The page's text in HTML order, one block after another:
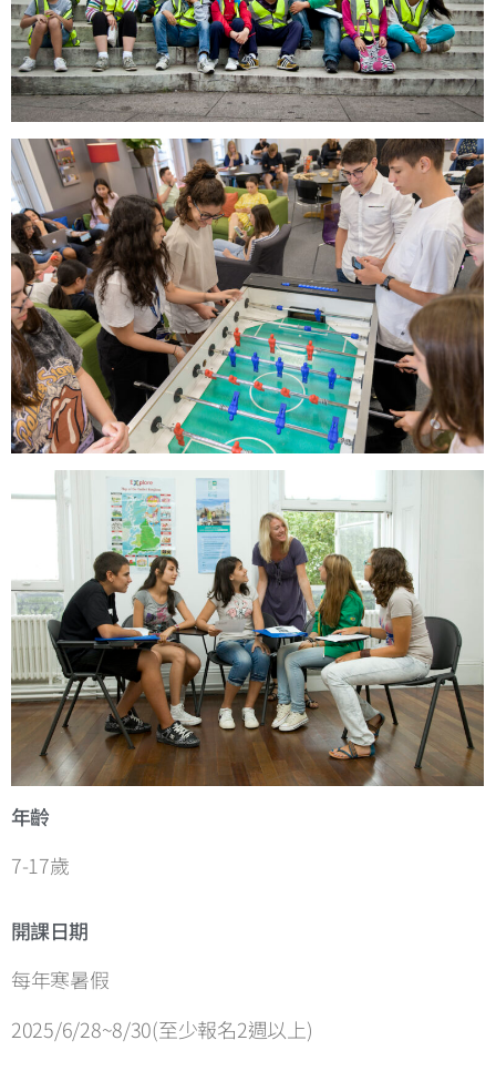
年齡
7-17歲
開課日期
每年寒暑假
2025/6/28~8/30(至少報名2週以上)